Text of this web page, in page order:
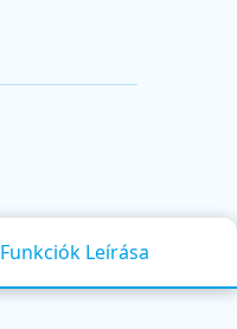
Funkciók Leírása